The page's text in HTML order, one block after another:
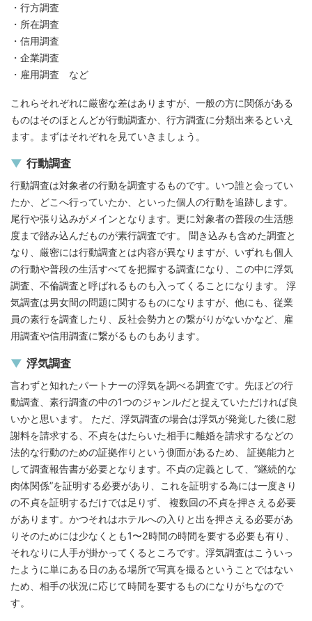
・行方調査
・所在調査
・信用調査
・企業調査
・雇用調査 など
これらそれぞれに厳密な差はありますが、一般の方に関係がある
ものはそのほとんどが行動調査か、行方調査に分類出来るといえ
ます。まずはそれぞれを見ていきましょう。
行動調査
行動調査は対象者の行動を調査するものです。いつ誰と会ってい
たか、どこへ行っていたか、といった個人の行動を追跡します。
尾行や張り込みがメインとなります。更に対象者の普段の生活態
度まで踏み込んだものが素行調査です。 聞き込みも含めた調査と
なり、厳密には行動調査とは内容が異なりますが、いずれも個人
の行動や普段の生活すべてを把握する調査になり、この中に浮気
調査、不倫調査と呼ばれるものも入ってくることになります。 浮
気調査は男女間の問題に関するものになりますが、他にも、従業
員の素行を調査したり、反社会勢力との繋がりがないかなど、雇
用調査や信用調査に繋がるものもあります。
浮気調査
言わずと知れたパートナーの浮気を調べる調査です。先ほどの行
動調査、素行調査の中の1つのジャンルだと捉えていただければ良
いかと思います。 ただ、浮気調査の場合は浮気が発覚した後に慰
謝料を請求する、不貞をはたらいた相手に離婚を請求するなどの
法的な行動のための証拠作りという側面があるため、 証拠能力と
して調査報告書が必要となります。不貞の定義として、”継続的な
肉体関係”を証明する必要があり、これを証明する為には一度きり
の不貞を証明するだけでは足りず、 複数回の不貞を押さえる必要
があります。かつそれはホテルへの入りと出を押さえる必要があ
りそのためには少なくとも1〜2時間の時間を要する必要も有り、
それなりに人手が掛かってくるところです。浮気調査はこういっ
たように単にある日のある場所で写真を撮るということではない
ため、相手の状況に応じて時間を要するものになりがちなので
す。